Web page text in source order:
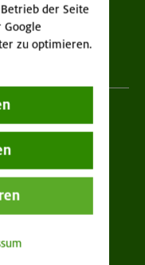
der Seite
zu optimieren.